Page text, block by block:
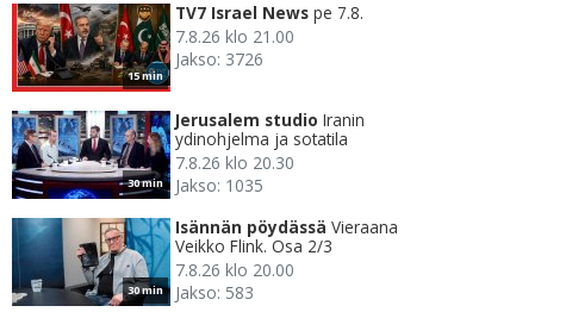
15 min
TV7 Israel News pe 7.8.
7.8.26 klo 21.00
Jakso: 3726
30 min
Jerusalem studio Iranin
ydinohjelma ja sotatila
7.8.26 klo 20.30
Jakso: 1035
30 min
Isännän pöydässä Vieraana
Veikko Flink. Osa 2/3
7.8.26 klo 20.00
Jakso: 583